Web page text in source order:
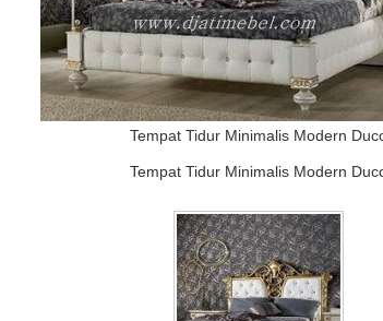
Tempat Tidur Minimalis Modern
Tempat Tidur Minimalis Modern